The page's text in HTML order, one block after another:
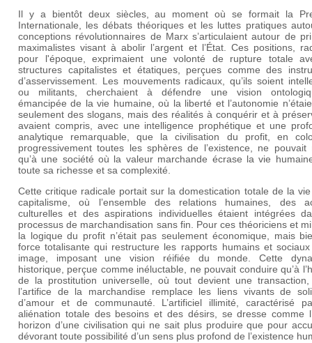
Il y a bientôt deux siècles, au moment où se formait la
Internationale, les débats théoriques et les luttes pratiques
conceptions révolutionnaires de Marx s’articulaient autour de
maximalistes visant à abolir l’argent et l’État. Ces positions,
pour l'époque, exprimaient une volonté de rupture totale
structures capitalistes et étatiques, perçues comme des
d’asservissement. Les mouvements radicaux, qu’ils soient
ou militants, cherchaient à défendre une vision
émancipée de la vie humaine, où la liberté et l’autonomie
seulement des slogans, mais des réalités à conquérir et à
avaient compris, avec une intelligence prophétique et une
analytique remarquable, que la civilisation du profit, en
progressivement toutes les sphères de l’existence, ne pouvait
qu’à une société où la valeur marchande écrase la vie
toute sa richesse et sa complexité.
Cette critique radicale portait sur la domestication totale de la
capitalisme, où l’ensemble des relations humaines, des
culturelles et des aspirations individuelles étaient intégrées
processus de marchandisation sans fin. Pour ces théoriciens et
la logique du profit n’était pas seulement économique, mais
force totalisante qui restructure les rapports humains et
image, imposant une vision réifiée du monde. Cette
historique, perçue comme inéluctable, ne pouvait conduire qu’à
de la prostitution universelle, où tout devient une
l’artifice de la marchandise remplace les liens vivants de
d’amour et de communauté. L’artificiel illimité, caractérisé
aliénation totale des besoins et des désirs, se dresse comme
horizon d’une civilisation qui ne sait plus produire que pour
dévorant toute possibilité d’un sens plus profond de l’existence